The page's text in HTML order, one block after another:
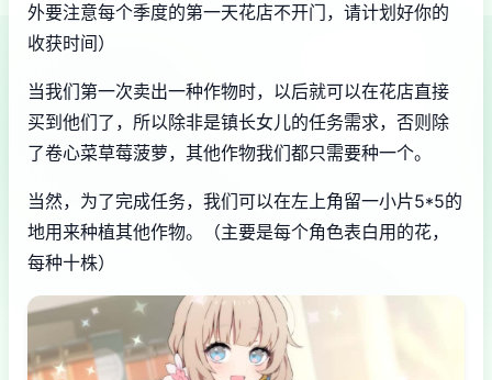
外要注意每个季度的第一天花店不开门，请计划好你的
收获时间）
当我们第一次卖出一种作物时，以后就可以在花店直接
买到他们了，所以除非是镇长女儿的任务需求，否则除
了卷心菜草莓菠萝，其他作物我们都只需要种一个。
当然，为了完成任务，我们可以在左上角留一小片5*5的
地用来种植其他作物。（主要是每个角色表白用的花，
每种十株）